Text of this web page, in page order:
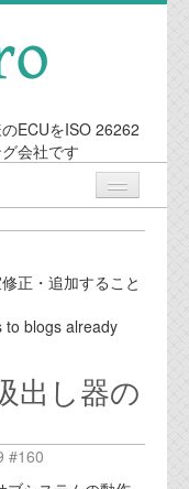
ECUをISO 26262
会社です
正・追加すること
to blogs already
出し器の
#160